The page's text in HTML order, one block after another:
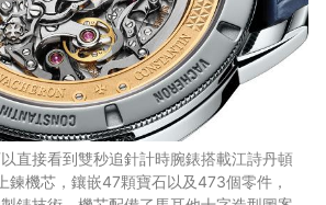
直接看到雙秒追針計時腕錶搭載江詩丹頓
鍊機芯，鑲嵌47顆寶石以及473個零件，